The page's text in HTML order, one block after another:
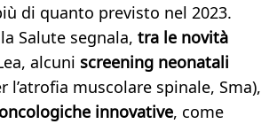
di quanto previsto nel 2023.
Salute segnala, tra le novità
alcuni screening neonatali
l’atrofia muscolare spinale, Sma),
innovative, come